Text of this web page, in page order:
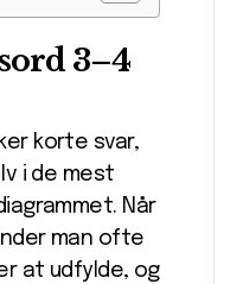
3–4
korte svar,
i de mest
Når
man ofte
at udfylde, og